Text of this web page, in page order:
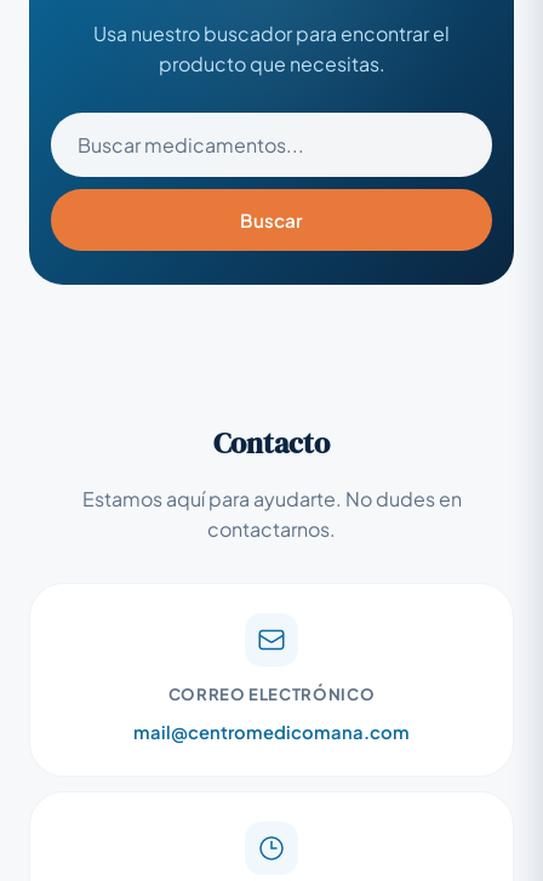
Usa nuestro buscador para encontrar el
producto que necesitas.
Buscar
Contacto
Estamos aquí para ayudarte. No dudes en
contactarnos.
CORREO ELECTRÓNICO
mail@centromedicomana.com